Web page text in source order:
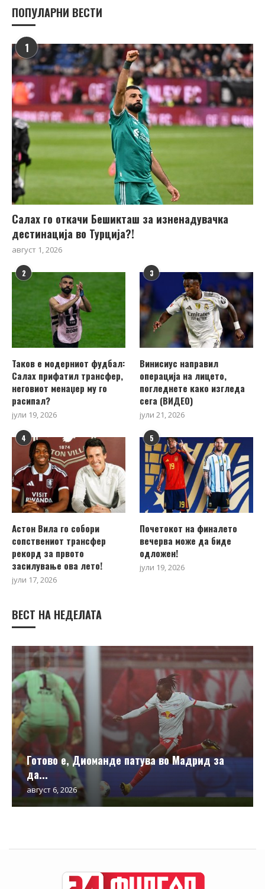
ПОПУЛАРНИ ВЕСТИ
1
Салах го откачи Бешикташ за изненадувачка
дестинација во Турција?!
август 1, 2026
2
Таков е модерниот фудбал:
Салах прифатил трансфер,
неговиот менаџер му го
расипал?
јули 19, 2026
3
Винисиус направил
операција на лицето,
погледнете како изгледа
сега (ВИДЕО)
јули 21, 2026
4
Астон Вила го собори
сопствениот трансфер
рекорд за првото
засилување ова лето!
јули 17, 2026
5
Почетокот на финалето
вечерва може да биде
одложен!
јули 19, 2026
ВЕСТ НА НЕДЕЛАТА
Готово е, Диоманде патува во Мадрид за
да...
август 6, 2026